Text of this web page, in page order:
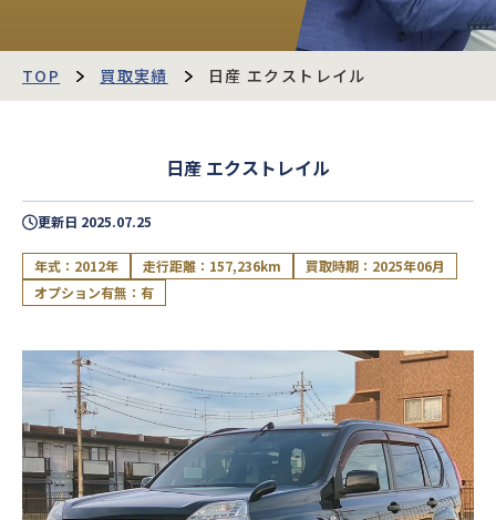
運営会社
最強買取マガジン
TOP 買取実績 日産 エクストレイル
日産 エクストレイル
更新日 2025.07.25
年式：2012年 走行距離：157,236km
買取時期：2025年06月
オプション有無：有